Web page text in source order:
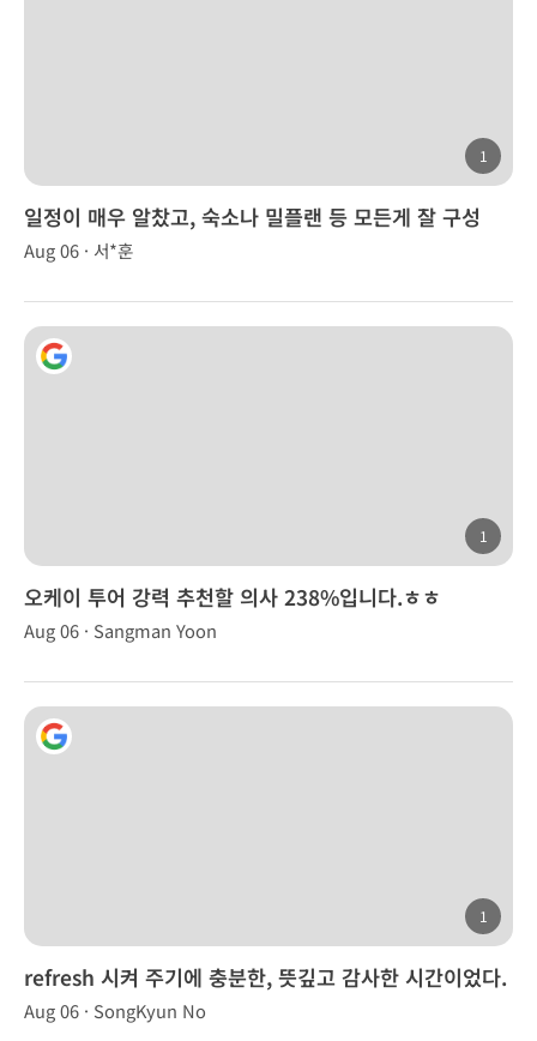
1
일정이 매우 알찼고, 숙소나 밀플랜 등 모든게 잘 구성
Aug 06 · 서*훈
1
오케이 투어 강력 추천할 의사 238%입니다.ㅎㅎ
Aug 06 · Sangman Yoon
1
refresh 시켜 주기에 충분한, 뜻깊고 감사한 시간이었다.
Aug 06 · SongKyun No